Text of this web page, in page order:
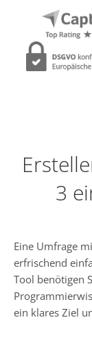
3
Eine Umfrage
erfrischend
Tool benötigen
ein klares Ziel